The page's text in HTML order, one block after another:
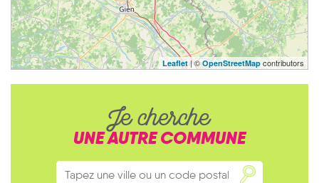
Leaflet| © OpenStreetMap contributors
Je cherche
UNE AUTRE COMMUNE